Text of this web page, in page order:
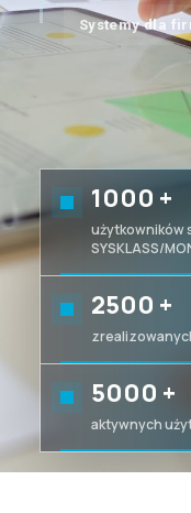
1000 +
użytkowników
SYSKLASS/
2500 +
5000 +
aktywnych